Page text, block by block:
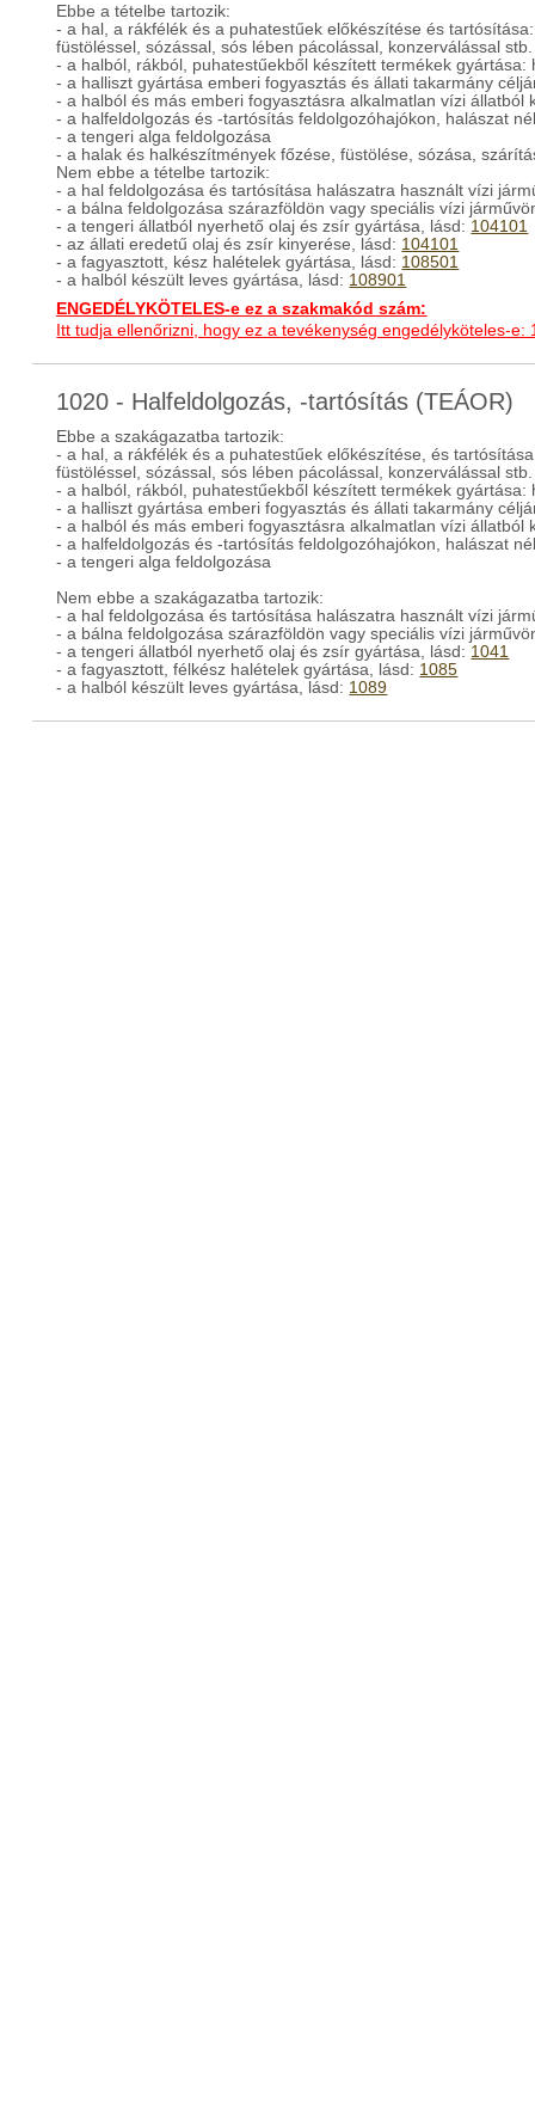
Ebbe a tételbe tartozik:
- a hal, a rákfélék és a puhatestűek előkészítése és
füstöléssel, sózással, sós lében pácolással, konzerválással stb.
- a halból, rákból, puhatestűekből készített termékek gyártása:
- a halliszt gyártása emberi fogyasztás és állati takarmány
- a halból és más emberi fogyasztásra alkalmatlan vízi
- a halfeldolgozás és -tartósítás feldolgozóhajókon, halászat
- a tengeri alga feldolgozása
- a halak és halkészítmények főzése, füstölése, sózása,
Nem ebbe a tételbe tartozik:
- a hal feldolgozása és tartósítása halászatra használt vízi
- a bálna feldolgozása szárazföldön vagy speciális vízi
- a tengeri állatból nyerhető olaj és zsír gyártása, lásd: 104101
- az állati eredetű olaj és zsír kinyerése, lásd: 104101
- a fagyasztott, kész halételek gyártása, lásd: 108501
- a halból készült leves gyártása, lásd: 108901
ENGEDÉLYKÖTELES-e ez a szakmakód szám:
Itt tudja ellenőrizni, hogy ez a tevékenység engedélyköteles-e:
1020 - Halfeldolgozás, -tartósítás (TEÁOR)
Ebbe a szakágazatba tartozik:
- a hal, a rákfélék és a puhatestűek előkészítése, és
füstöléssel, sózással, sós lében pácolással, konzerválással stb.
- a halból, rákból, puhatestűekből készített termékek gyártása:
- a halliszt gyártása emberi fogyasztás és állati takarmány
- a halból és más emberi fogyasztásra alkalmatlan vízi
- a halfeldolgozás és -tartósítás feldolgozóhajókon, halászat
- a tengeri alga feldolgozása
Nem ebbe a szakágazatba tartozik:
- a hal feldolgozása és tartósítása halászatra használt vízi
- a bálna feldolgozása szárazföldön vagy speciális vízi
- a tengeri állatból nyerhető olaj és zsír gyártása, lásd: 1041
- a fagyasztott, félkész halételek gyártása, lásd: 1085
- a halból készült leves gyártása, lásd: 1089